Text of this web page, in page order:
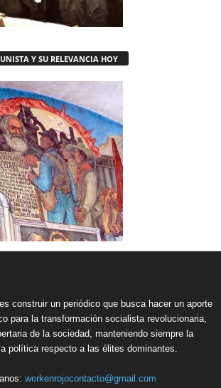
Y SU RELEVANCIA HOY
construir un periódico que busca hacer un aporte
para la transformación socialista revolucionaria,
de la sociedad, manteniendo siempre la
política respecto a las élites dominantes.
werkenrojocontacto@gmail.com